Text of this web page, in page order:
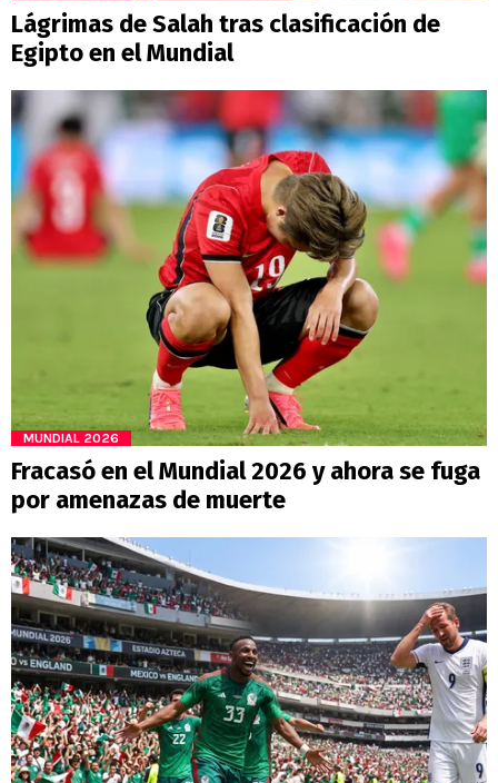
Lágrimas de Salah tras clasificación de
Egipto en el Mundial
MUNDIAL 2026
Fracasó en el Mundial 2026 y ahora se fuga
por amenazas de muerte